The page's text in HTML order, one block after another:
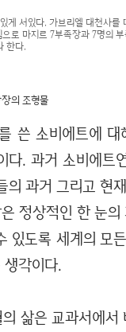
게 서있다. 가브리엘 대천사를
로 마지르 7부족장과 7명의
한다.
의 조형물
쓴 소비에트에
다. 과거 소비에트
의 과거 그리고 현
정상적인 한 눈의
있도록 세계의 모
각이다.
삶은 교과서에서